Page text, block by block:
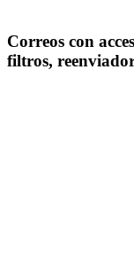
Correos con
filtros,